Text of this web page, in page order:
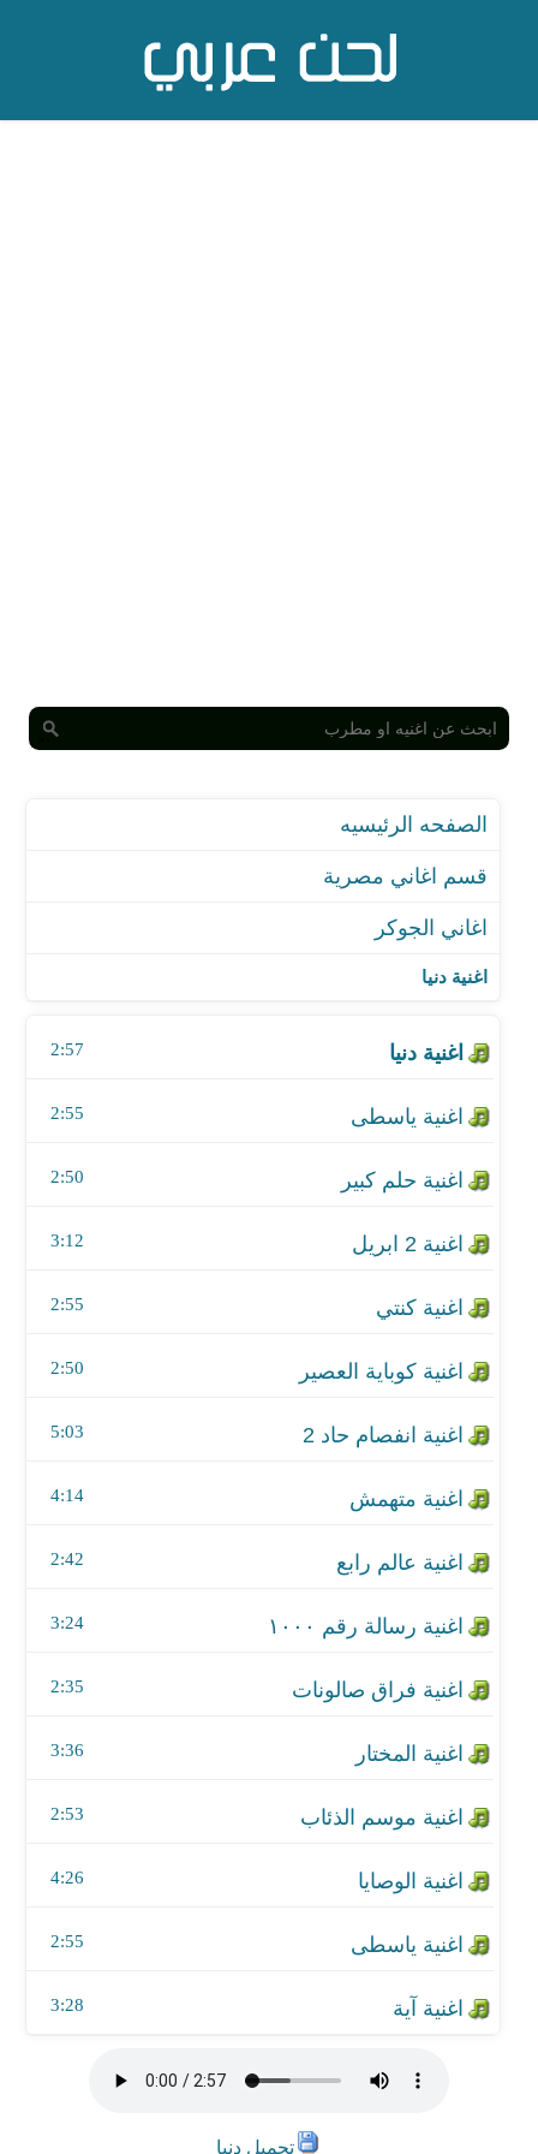
قسم اغاني مصرية
اغنية دنيا
اغنية دنيا
2:57
اغنية ياسطى
2:55
2:50
3:12
2:55
2:50
اغنية انفصام حاد 2
5:03
اغنية متهمش
4:14
2:42
3:24
2:35
3:36
اغنية موسم الذئاب
2:53
اغنية الوصايا
4:26
اغنية ياسطى
2:55
3:28
تحميل دنيا